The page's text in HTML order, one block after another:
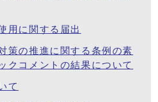
用に関する届出
策の推進に関する条例の素
クコメントの結果について
て